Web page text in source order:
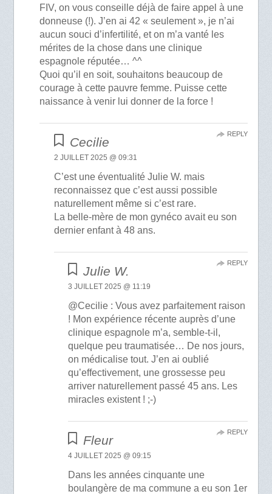
FIV, on vous conseille déjà de faire appel à une
donneuse (!). J’en ai 42 « seulement », je n’ai
aucun souci d’infertilité, et on m’a vanté les
mérites de la chose dans une clinique
espagnole réputée… ^^
Quoi qu’il en soit, souhaitons beaucoup de
courage à cette pauvre femme. Puisse cette
naissance à venir lui donner de la force !
Cecilie
2 JUILLET 2025 @ 09:31
C’est une éventualité Julie W. mais
reconnaissez que c’est aussi possible
naturellement même si c’est rare.
La belle-mère de mon gynéco avait eu son
dernier enfant à 48 ans.
REPLY
Julie W.
3 JUILLET 2025 @ 11:19
@Cecilie : Vous avez parfaitement raison
! Mon expérience récente auprès d’une
clinique espagnole m’a, semble-t-il,
quelque peu traumatisée… De nos jours,
on médicalise tout. J’en ai oublié
qu’effectivement, une grossesse peu
arriver naturellement passé 45 ans. Les
miracles existent ! ;-)
REPLY
Fleur
4 JUILLET 2025 @ 09:15
Dans les années cinquante une
boulangère de ma commune a eu son 1er
REPLY